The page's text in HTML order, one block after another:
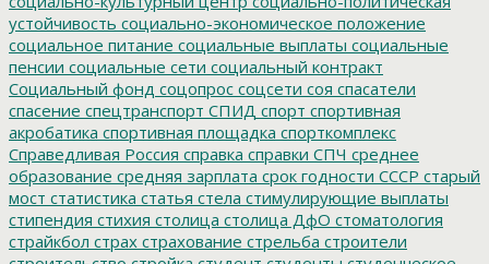
устойчивость социально-экономическое положение
социальное питание социальные выплаты социальные
пенсии социальные сети социальный контракт
Социальный фонд соцопрос соцсети соя спасатели
спасение спецтранспорт СПИД спорт спортивная
акробатика спортивная площадка спорткомплекс
Справедливая Россия справка справки СПЧ среднее
образование средняя зарплата срок годности СССР старый
мост статистика статья стела стимулирующие выплаты
стипендия стихия столица столица ДфО стоматология
страйкбол страх страхование стрельба строители